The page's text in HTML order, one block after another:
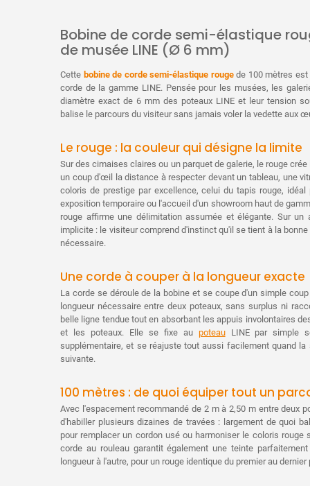
Bobine de corde semi-élastique
de musée LINE (Ø 6 mm)
Cette bobine de corde semi-élastique rougede 100 mètres est
corde de la gamme LINE. Pensée pour les musées, les
diamètre exact de 6 mm des poteaux LINE et leur tension
balise le parcours du visiteur sans jamais voler la vedette aux
Le rouge : la couleur qui désigne la limite
Sur des cimaises claires ou un parquet de galerie, le rouge
un coup d'œil la distance à respecter devant un tableau, une
coloris de prestige par excellence, celui du tapis rouge,
exposition temporaire ou l'accueil d'un showroom haut de
rouge affirme une délimitation assumée et élégante. Sur un
implicite : le visiteur comprend d'instinct qu'il se tient à la
nécessaire.
Une corde à couper à la longueur exacte
La corde se déroule de la bobine et se coupe d'un simple
longueur nécessaire entre deux poteaux, sans surplus ni
belle ligne tendue tout en absorbant les appuis involontaires
et les poteaux. Elle se fixe au poteauLINE par simple
supplémentaire, et se réajuste tout aussi facilement quand la
suivante.
100 mètres : de quoi équiper tout un
Avec l'espacement recommandé de 2 m à 2,50 m entre deux
d'habiller plusieurs dizaines de travées : largement de quoi
pour remplacer un cordon usé ou harmoniser le coloris rouge
corde au rouleau garantit également une teinte
longueur à l'autre, pour un rouge identique du premier au